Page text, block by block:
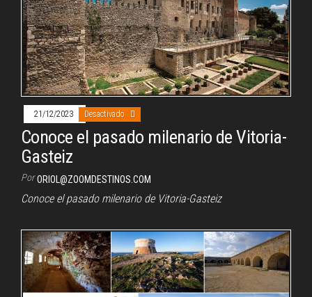
21/12/2023 Desactivado
Conoce el pasado milenario de Vitoria-
Gasteiz
Por ORIOL@ZOOMDESTINOS.COM
Conoce el pasado milenario de Vitoria-Gasteiz